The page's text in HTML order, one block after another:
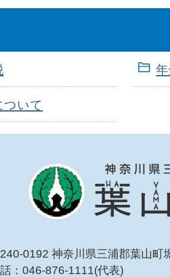
ついて
0192 神奈川県三浦郡葉山町
：046-876-1111(代表)